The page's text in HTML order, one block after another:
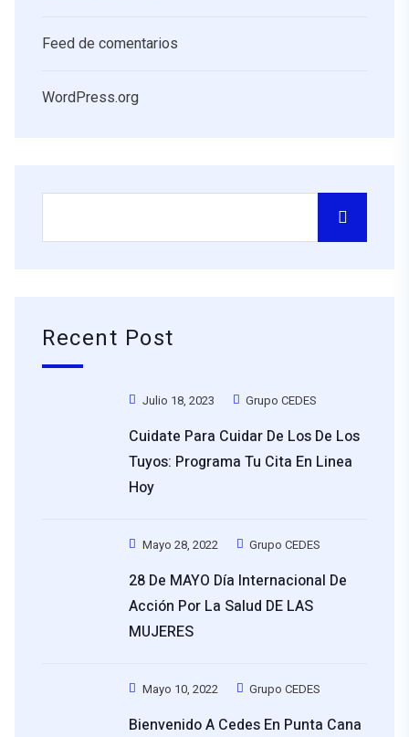
Feed de comentarios
WordPress.org
Recent Post
Julio 18, 2023 Grupo CEDES
Cuidate Para Cuidar De Los De Los
Tuyos: Programa Tu Cita En Linea
Hoy
Mayo 28, 2022 Grupo CEDES
28 De MAYO Día Internacional De
Acción Por La Salud DE LAS
MUJERES
Mayo 10, 2022 Grupo CEDES
Bienvenido A Cedes En Punta Cana